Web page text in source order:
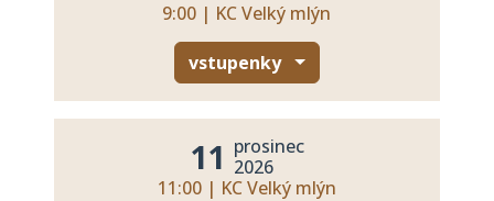
9:00 | KC Velký mlýn
vstupenky
11 prosinec
2026
11:00 | KC Velký mlýn